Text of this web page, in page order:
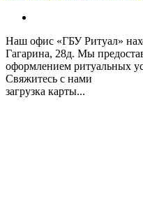
Наш офис «ГБУ Ритуал»
Гагарина, 28д. Мы
оформлением ритуальных
Свяжитесь с нами
загрузка карты...